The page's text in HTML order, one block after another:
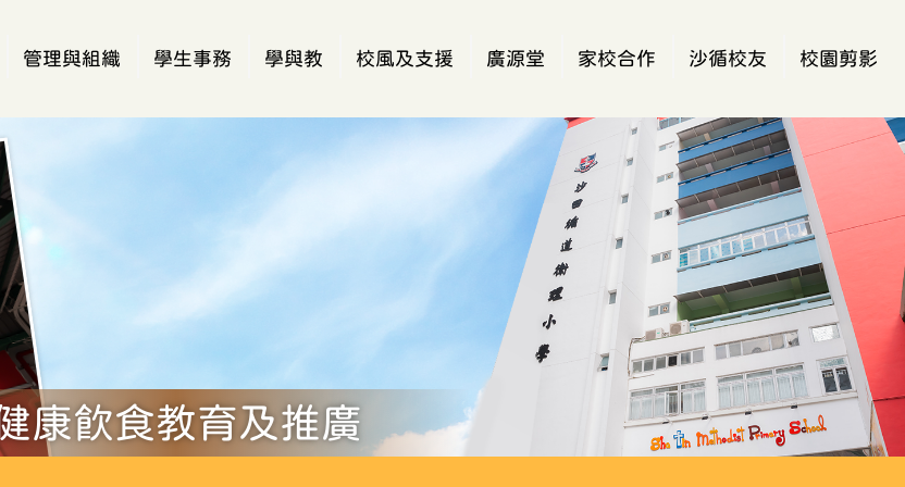
管理與組織 學生事務 學與教 校風及支援 廣源堂 家校合作 沙循校友 校園剪影
康飲食教育及推廣